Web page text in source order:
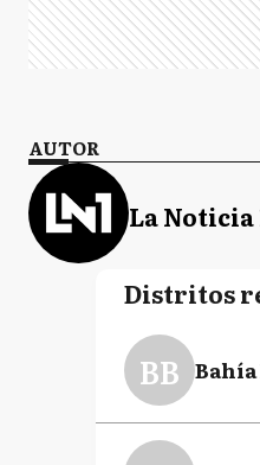
AUTOR
La Noticia
Distritos
BB